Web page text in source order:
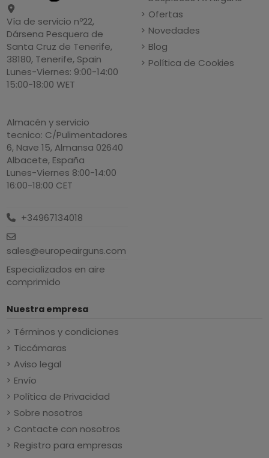
Vía de servicio nº22,
Dársena Pesquera de
Santa Cruz de Tenerife,
38180, Tenerife, Spain
Lunes-Viernes: 9:00-14:00
15:00-18:00 WET
Almacén y servicio
tecnico: C/Pulimentadores
6, Nave 15, Almansa 02640
Albacete, España
Lunes-Viernes 8:00-14:00
16:00-18:00 CET
+34967134018
sales@europeairguns.com
Especializados en aire
comprimido
Ofertas
Novedades
Blog
Política de Cookies
Nuestra empresa
Términos y condiciones
Ticcámaras
Aviso legal
Envío
Política de Privacidad
Sobre nosotros
Contacte con nosotros
Registro para empresas